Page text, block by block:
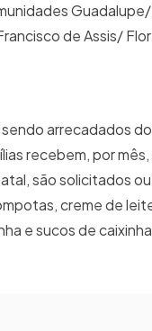
de Assis/
arrecadados
recebem, por
são solicitados
creme de
e sucos de